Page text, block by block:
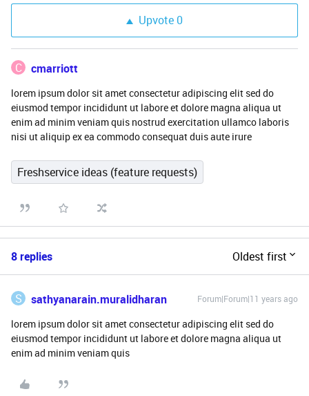
Upvote0
C cmarriott
lorem ipsum dolor sit amet consectetur adipiscing elit sed do
eiusmod tempor incididunt ut labore et dolore magna aliqua ut
enim ad minim veniam quis nostrud exercitation ullamco laboris
nisi ut aliquip ex ea commodo consequat duis aute irure
Freshservice ideas (feature requests)
8 replies Oldest first
S sathyanarain.muralidharan Forum|Forum|11 years ago
lorem ipsum dolor sit amet consectetur adipiscing elit sed do
eiusmod tempor incididunt ut labore et dolore magna aliqua ut
enim ad minim veniam quis